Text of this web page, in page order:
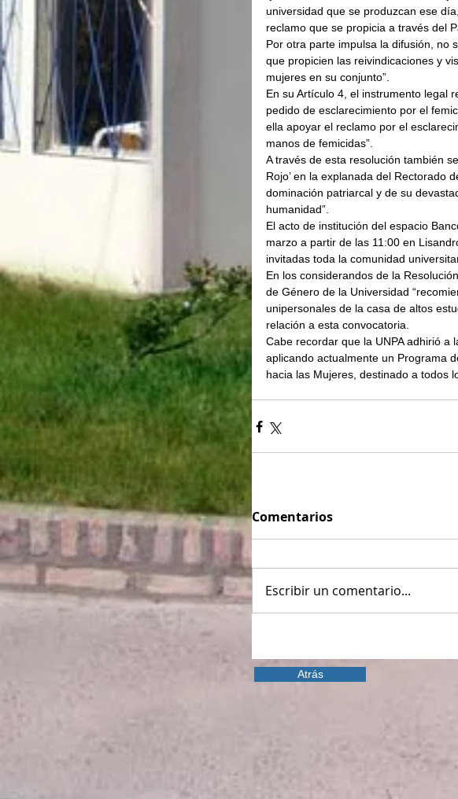
universidad que se produzcan ese
reclamo que se propicia a través del
Por otra parte impulsa la difusión, no
que propicien las reivindicaciones y
mujeres en su conjunto”.
En su Artículo 4, el instrumento legal
pedido de esclarecimiento por el
ella apoyar el reclamo por el
manos de femicidas”.
A través de esta resolución también
Rojo’ en la explanada del Rectorado
dominación patriarcal y de su
humanidad”.
El acto de institución del espacio
marzo a partir de las 11:00 en
invitadas toda la comunidad
En los considerandos de la
de Género de la Universidad
unipersonales de la casa de altos
relación a esta convocatoria.
Cabe recordar que la UNPA adhirió a
aplicando actualmente un Programa
hacia las Mujeres, destinado a todos
Comentarios
Escribir un comentario...
Atrás